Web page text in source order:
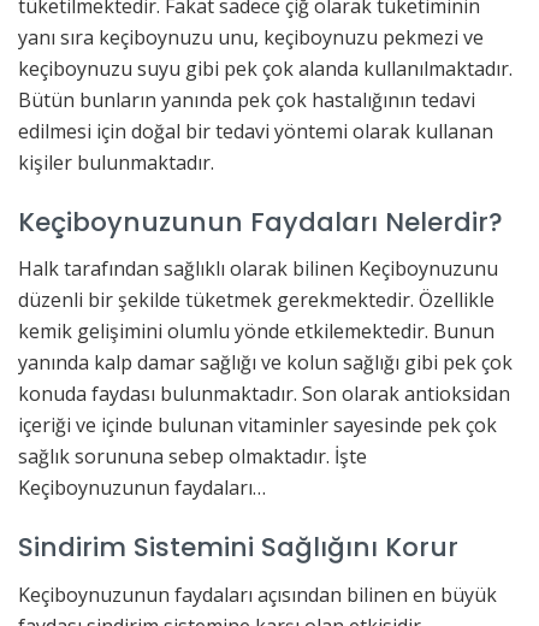
tüketilmektedir. Fakat sadece çiğ olarak tüketiminin
yanı sıra keçiboynuzu unu, keçiboynuzu pekmezi ve
keçiboynuzu suyu gibi pek çok alanda kullanılmaktadır.
Bütün bunların yanında pek çok hastalığının tedavi
edilmesi için doğal bir tedavi yöntemi olarak kullanan
kişiler bulunmaktadır.
Keçiboynuzunun Faydaları Nelerdir?
Halk tarafından sağlıklı olarak bilinen Keçiboynuzunu
düzenli bir şekilde tüketmek gerekmektedir. Özellikle
kemik gelişimini olumlu yönde etkilemektedir. Bunun
yanında kalp damar sağlığı ve kolun sağlığı gibi pek çok
konuda faydası bulunmaktadır. Son olarak antioksidan
içeriği ve içinde bulunan vitaminler sayesinde pek çok
sağlık sorununa sebep olmaktadır. İşte
Keçiboynuzunun faydaları…
Sindirim Sistemini Sağlığını Korur
Keçiboynuzunun faydaları açısından bilinen en büyük